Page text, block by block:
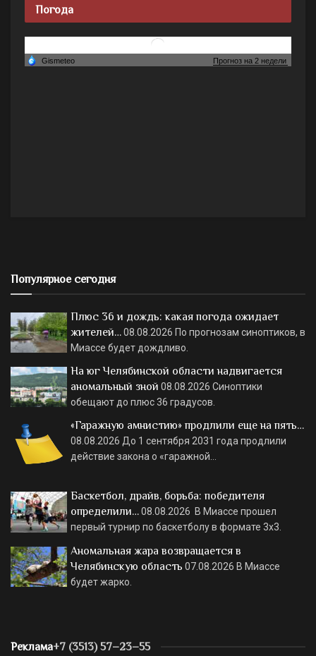
Погода
Популярное сегодня
Плюс 36 и дождь: какая погода ожидает
жителей…08.08.2026 По прогнозам синоптиков, в
Миассе будет дождливо.
На юг Челябинской области надвигается
аномальный зной 08.08.2026 Синоптики
обещают до плюс 36 градусов.
«Гаражную амнистию» продлили еще на пять…
08.08.2026 До 1 сентября 2031 года продлили
действие закона о «гаражной…
Баскетбол, драйв, борьба: победителя
определили…08.08.2026 В Миассе прошел
первый турнир по баскетболу в формате 3х3.
Аномальная жара возвращается в
Челябинскую область 07.08.2026 В Миассе
будет жарко.
Реклама+7 (3513) 57–23–55